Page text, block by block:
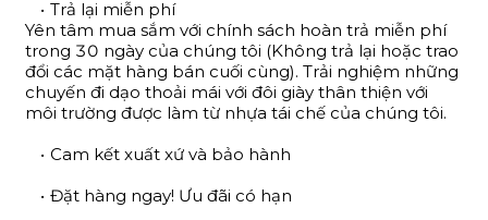
Trả lại miễn phí
Yên tâm mua sắm với chính sách hoàn trả miễn phí
trong 30 ngày của chúng tôi (Không trả lại hoặc trao
đổi các mặt hàng bán cuối cùng). Trải nghiệm những
chuyến đi dạo thoải mái với đôi giày thân thiện với
môi trường được làm từ nhựa tái chế của chúng tôi.
Cam kết xuất xứ và bảo hành
Đặt hàng ngay! Ưu đãi có hạn